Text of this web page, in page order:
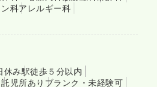
科アレルギー科
休み駅徒歩５分以内
託児所あり ブランク・未経験可